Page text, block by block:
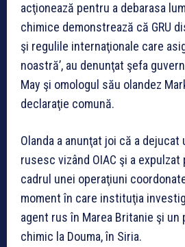
acţionează pentru a debarasa
chimice demonstrează că GRU
şi regulile internaţionale care
noastră’, au denunţat şefa
May şi omologul său olandez
declaraţie comună.
Olanda a anunţat joi că a
rusesc vizând OIAC şi a
cadrul unei operaţiuni
moment în care instituţia
agent rus în Marea Britanie şi un
chimic la Douma, în Siria.